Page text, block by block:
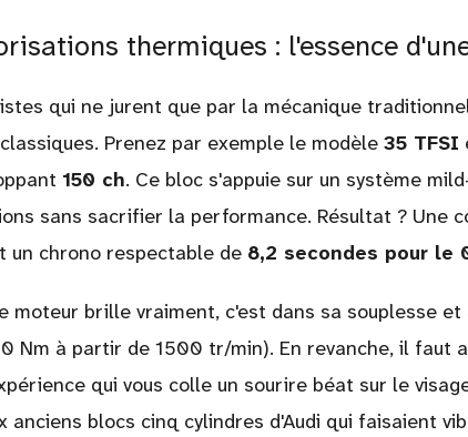
thermiques : l'essence
qui ne jurent que par la mécanique
Prenez par exemple le modèle 35 TFSI
150 ch. Ce bloc s'appuie sur un système
sans sacrifier la performance. Résultat ? Une
un chrono respectable de 8,2 secondes pour le
moteur brille vraiment, c'est dans sa souplesse
Nm à partir de 1500 tr/min). En revanche, il faut
qui vous colle un sourire béat sur le
anciens blocs cinq cylindres d'Audi qui faisaient